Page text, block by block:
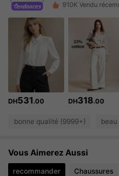
1.2M Suiveurs
1.2M Suiveurs
4.91
910K Vendu
DH531.00 DH318.00
bonne qualité (9999+) beau
Vous Aimerez Aussi
recommander Chaussures